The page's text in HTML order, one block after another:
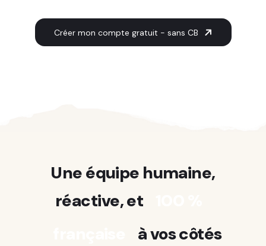
Créer mon compte gratuit - sans CB
Une équipe humaine,
réactive, et
à vos côtés